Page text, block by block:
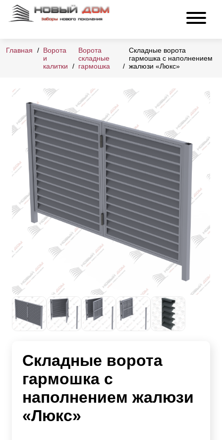
Главная
Ворота
и
калитки
Ворота
складные
гармошка
Складные ворота
гармошка с наполнением
жалюзи «Люкс»
Складные ворота
гармошка с
наполнением жалюзи
«Люкс»